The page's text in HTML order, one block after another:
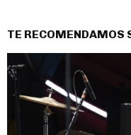
TE RECOMENDAMOS